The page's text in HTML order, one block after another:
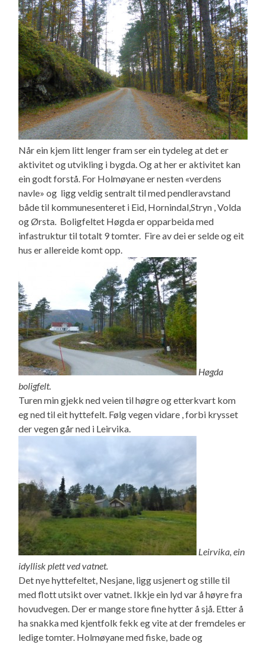
Når ein kjem litt lenger fram ser ein tydeleg at det er
aktivitet og utvikling i bygda. Og at her er aktivitet kan
ein godt forstå. For Holmøyane er nesten «verdens
navle» og ligg veldig sentralt til med pendleravstand
både til kommunesenteret i Eid, Hornindal,Stryn , Volda
og Ørsta. Boligfeltet Høgda er opparbeida med
infastruktur til totalt 9 tomter. Fire av dei er selde og eit
hus er allereide komt opp.
Høgda
boligfelt.
Turen min gjekk ned veien til høgre og etterkvart kom
eg ned til eit hyttefelt. Følg vegen vidare , forbi krysset
der vegen går ned i Leirvika.
Leirvika, ein
idyllisk plett ved vatnet.
Det nye hyttefeltet, Nesjane, ligg usjenert og stille til
med flott utsikt over vatnet. Ikkje ein lyd var å høyre fra
hovudvegen. Der er mange store fine hytter å sjå. Etter å
ha snakka med kjentfolk fekk eg vite at der fremdeles er
ledige tomter. Holmøyane med fiske, bade og